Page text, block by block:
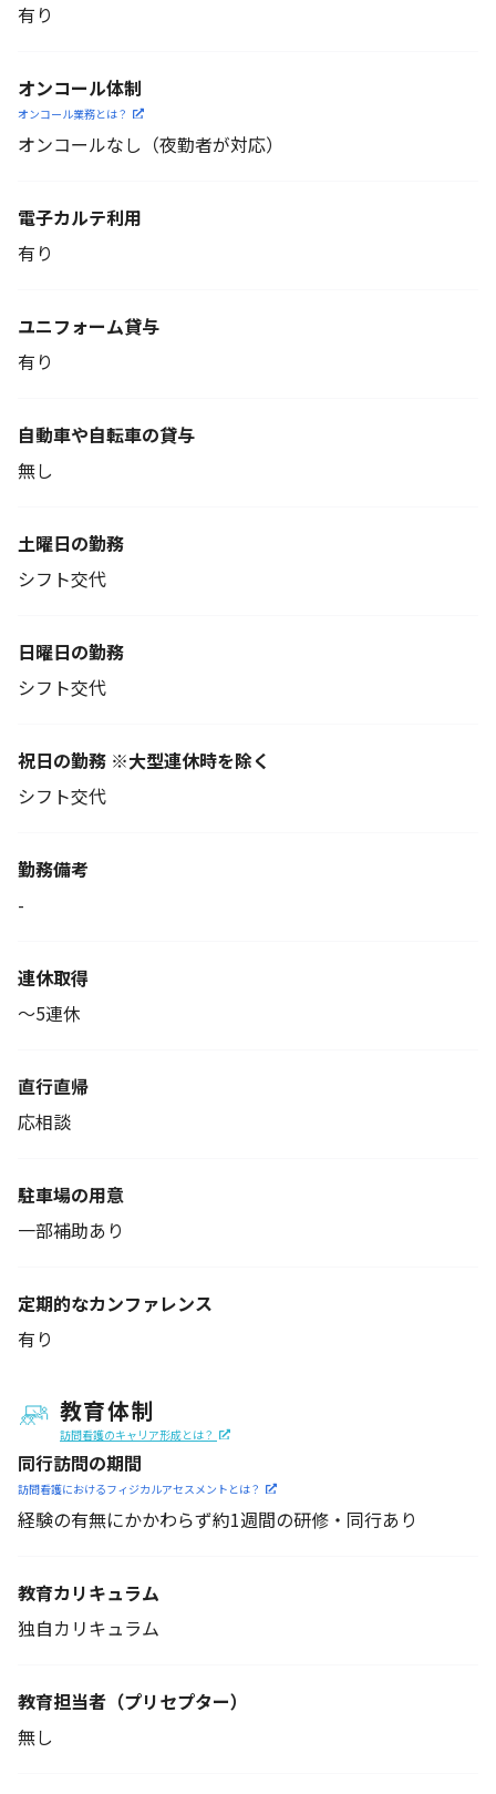
有り
オンコール体制
オンコール業務とは？
オンコールなし（夜勤者が対応）
電子カルテ利用
有り
ユニフォーム貸与
有り
自動車や自転車の貸与
無し
土曜日の勤務
シフト交代
日曜日の勤務
シフト交代
祝日の勤務 ※大型連休時を除く
シフト交代
勤務備考
-
連休取得
～5連休
直行直帰
応相談
駐車場の用意
一部補助あり
定期的なカンファレンス
有り
教育体制
訪問看護のキャリア形成とは？
同行訪問の期間
訪問看護におけるフィジカルアセスメントとは？
経験の有無にかかわらず約1週間の研修・同行あり
教育カリキュラム
独自カリキュラム
教育担当者 （プリセプター）
無し